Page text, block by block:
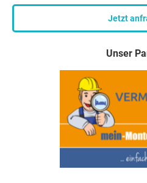
Unser